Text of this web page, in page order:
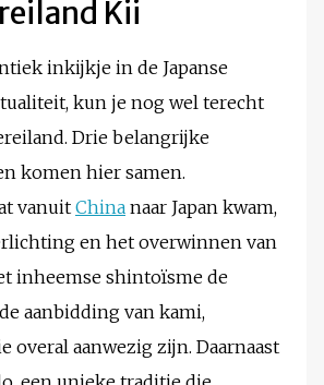
Kii
inkijkje in de Japanse
kun je nog wel terecht
Drie belangrijke
komen hier samen.
vanuit China naar Japan kwam,
en het overwinnen van
inheemse shintoïsme de
aanbidding van kami,
overal aanwezig zijn. Daarnaast